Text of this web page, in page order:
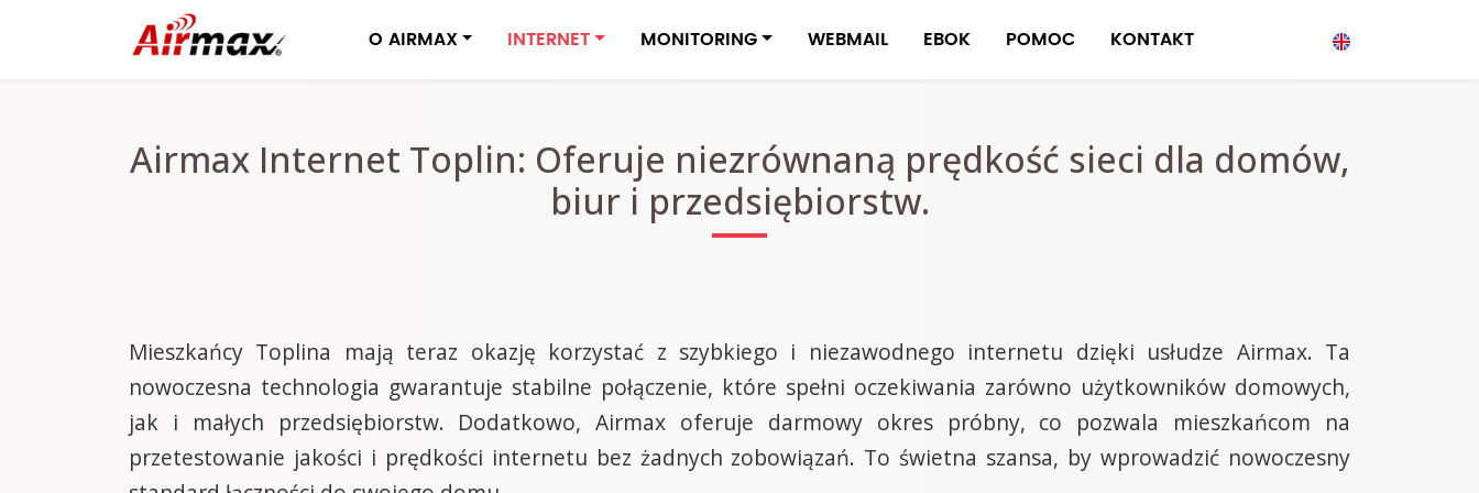
O AIRMAX INTERNET MONITORING WEBMAIL EBOK POMOC KONTAKT
Airmax Internet Toplin: Oferuje niezrównaną prędkość sieci dla domów,
biur i przedsiębiorstw.
Mieszkańcy Toplina mają teraz okazję korzystać z szybkiego i niezawodnego internetu dzięki usłudze Airmax. Ta
nowoczesna technologia gwarantuje stabilne połączenie, które spełni oczekiwania zarówno użytkowników domowych,
jak i małych przedsiębiorstw. Dodatkowo, Airmax oferuje darmowy okres próbny, co pozwala mieszkańcom na
przetestowanie jakości i prędkości internetu bez żadnych zobowiązań. To świetna szansa, by wprowadzić nowoczesny